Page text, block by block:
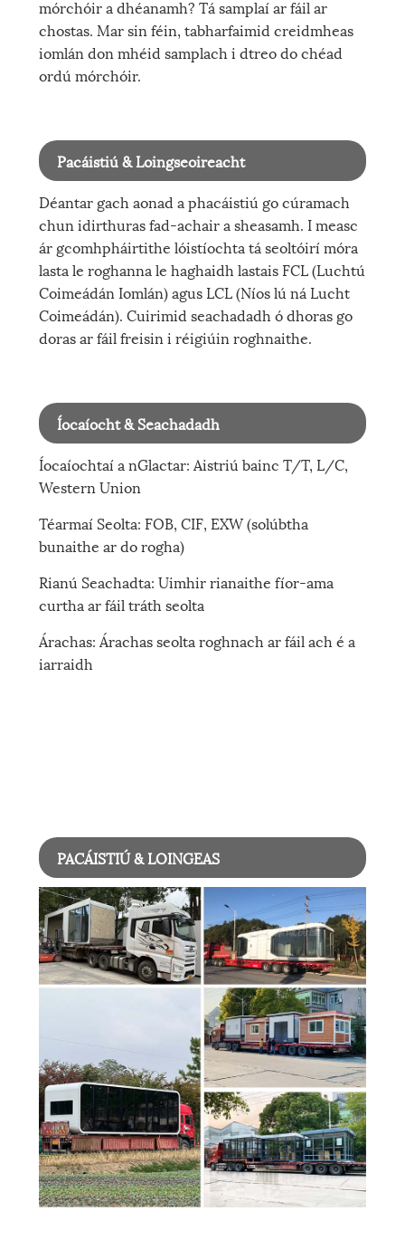
mórchóir a dhéanamh? Tá samplaí ar fáil ar
chostas. Mar sin féin, tabharfaimid creidmheas
iomlán don mhéid samplach i dtreo do chéad
ordú mórchóir.
Pacáistiú & Loingseoireacht
Déantar gach aonad a phacáistiú go cúramach
chun idirthuras fad-achair a sheasamh. I measc
ár gcomhpháirtithe lóistíochta tá seoltóirí móra
lasta le roghanna le haghaidh lastais FCL (Luchtú
Coimeádán Iomlán) agus LCL (Níos lú ná Lucht
Coimeádán). Cuirimid seachadadh ó dhoras go
doras ar fáil freisin i réigiúin roghnaithe.
Íocaíocht & Seachadadh
Íocaíochtaí a nGlactar: ​​Aistriú bainc T/T, L/C,
Western Union
Téarmaí Seolta: FOB, CIF, EXW (solúbtha
bunaithe ar do rogha)
Rianú Seachadta: Uimhir rianaithe fíor-ama
curtha ar fáil tráth seolta
Árachas: Árachas seolta roghnach ar fáil ach é a
iarraidh
PACÁISTIÚ & LOINGEAS